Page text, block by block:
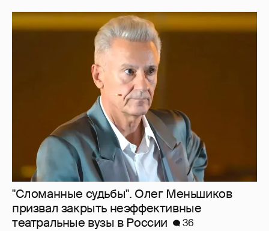
"Сломанные судьбы". Олег Меньшиков
призвал закрыть неэффективные
театральные вузы в России
36